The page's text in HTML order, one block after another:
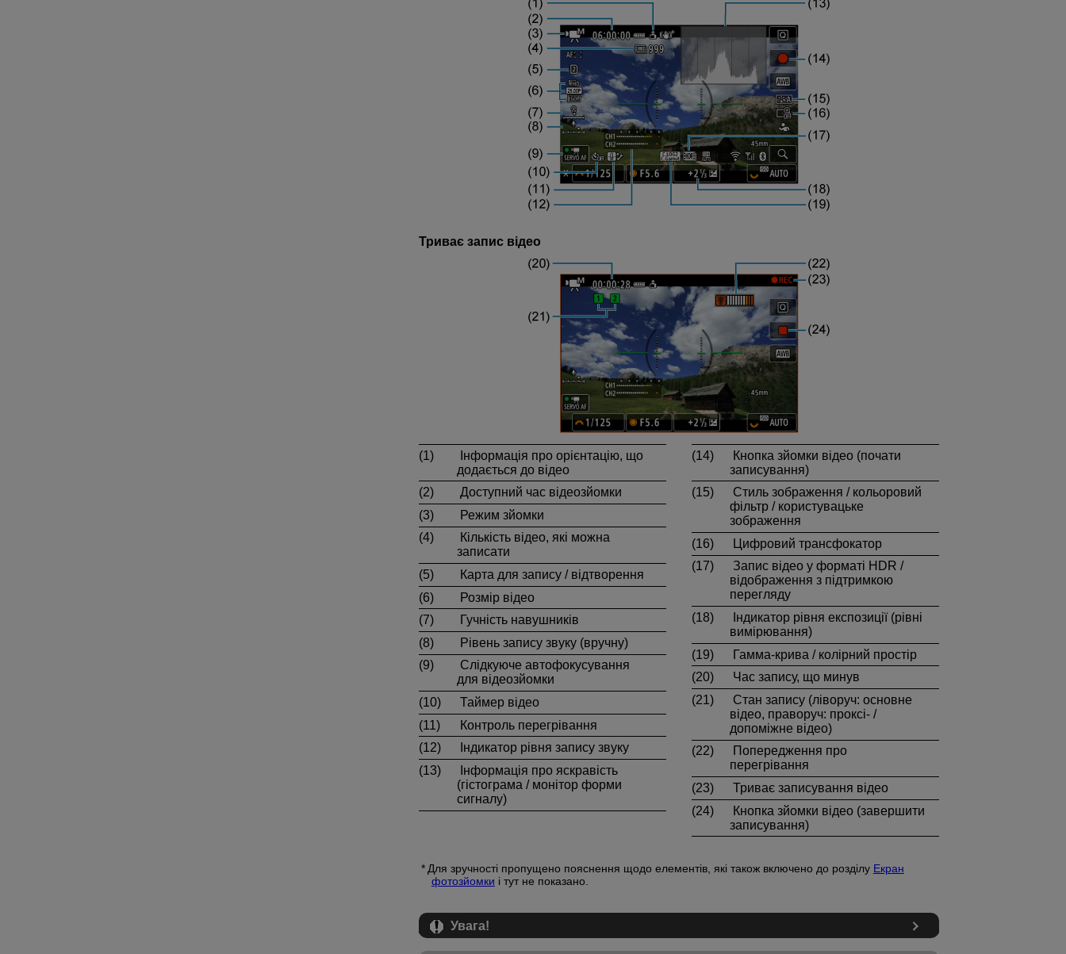
Триває запис відео
(1)
Інформація про орієнтацію, що
додається до відео
(2)
Доступний час відеозйомки
(3)
Режим зйомки
(4)
Кількість відео, які можна
записати
(5)
Карта для запису / відтворення
(6)
Розмір відео
(7)
Гучність навушників
(8)
Рівень запису звуку (вручну)
(9)
Слідкуюче автофокусування
для відеозйомки
(10)
Таймер відео
(11)
Контроль перегрівання
(12)
Індикатор рівня запису звуку
(13)
Інформація про яскравість
(гістограма / монітор форми
сигналу)
(14)
Кнопка зйомки відео (почати
записування)
(15)
Стиль зображення / кольоровий
фільтр / користувацьке
зображення
(16)
Цифровий трансфокатор
(17)
Запис відео у форматі HDR /
відображення з підтримкою
перегляду
(18)
Індикатор рівня експозиції (рівні
вимірювання)
(19)
Гамма-крива / колірний простір
(20)
Час запису, що минув
(21)
Стан запису (ліворуч: основне
відео, праворуч: проксі- /
допоміжне відео)
(22)
Попередження про
перегрівання
(23)
Триває записування відео
(24)
Кнопка зйомки відео (завершити
записування)
Для зручності пропущено пояснення щодо елементів, які також включено до розділу Екран
фотозйомки і тут не показано.
Увага!